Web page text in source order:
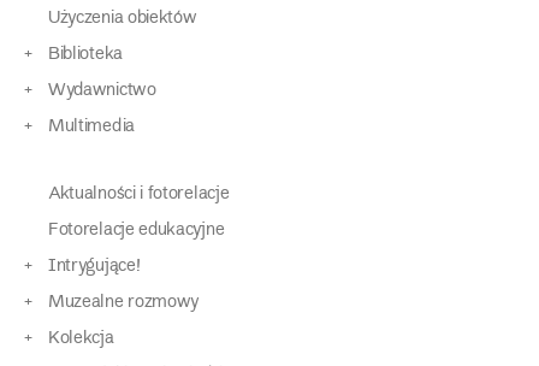
Użyczenia obiektów
Biblioteka
Wydawnictwo
Multimedia
Aktualności i fotorelacje
Fotorelacje edukacyjne
Intrygujące!
Muzealne rozmowy
Kolekcja